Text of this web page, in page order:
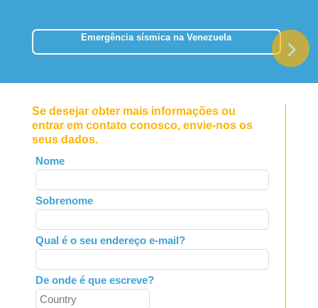
Emergência sísmica na Venezuela
Se desejar obter mais informações ou
entrar em contato conosco, envie-nos os
seus dados.
Leave
this
field
blank
Nome
Sobrenome
Qual é o seu endereço e-mail?
De onde é que escreve?